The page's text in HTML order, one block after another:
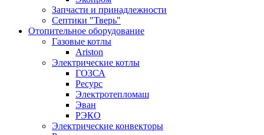
Запчасти и принадлежности
Септики "Тверь"
Отопительное оборудование
Газовые котлы
Ariston
Электрические котлы
ГОЗСА
Ресурс
Электротепломаш
Эван
РЭКО
Электрические конвекторы